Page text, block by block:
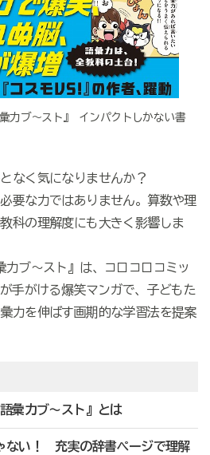
力ブ～スト』 インパクトしかない書
なく気になりませんか？
要な力ではありません。算数や理
科の理解度にも大きく影響しま
力ブ～スト』は、コロコロコミッ
手がける爆笑マンガで、子どもた
力を伸ばす画期的な学習法を提案
彙力ブ～スト』とは
ない！ 充実の辞書ページで理解